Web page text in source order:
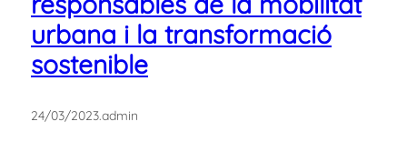
urbana i la transformació
sostenible
24/03/2023.admin